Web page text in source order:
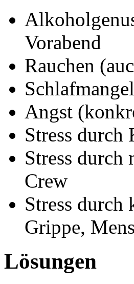
Vorabend
Rauchen
Schlafmangel
Angst
Stress
Stress durch
Crew
Stress durch
Grippe,
Lösungen